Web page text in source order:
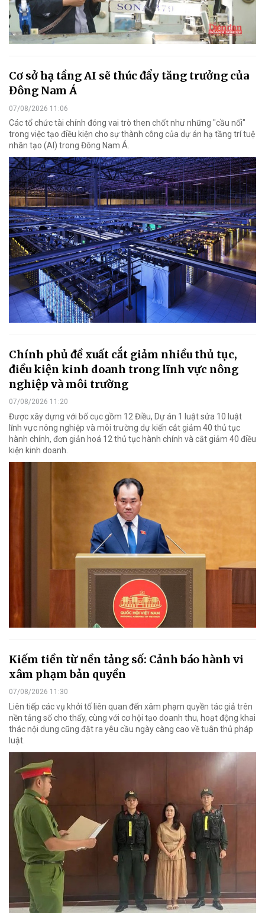
Cơ sở hạ tầng AI sẽ thúc đẩy tăng trưởng của
Đông Nam Á
07/08/2026 11:06
Các tổ chức tài chính đóng vai trò then chốt như những "cầu nối"
trong việc tạo điều kiện cho sự thành công của dự án hạ tầng trí tuệ
nhân tạo (AI) trong Đông Nam Á.
Chính phủ đề xuất cắt giảm nhiều thủ tục,
điều kiện kinh doanh trong lĩnh vực nông
nghiệp và môi trường
07/08/2026 11:20
Được xây dựng với bố cục gồm 12 Điều, Dự án 1 luật sửa 10 luật
lĩnh vực nông nghiệp và môi trường dự kiến cắt giảm 40 thủ tục
hành chính, đơn giản hoá 12 thủ tục hành chính và cắt giảm 40 điều
kiện kinh doanh.
Kiếm tiền từ nền tảng số: Cảnh báo hành vi
xâm phạm bản quyền
07/08/2026 11:30
Liên tiếp các vụ khởi tố liên quan đến xâm phạm quyền tác giả trên
nền tảng số cho thấy, cùng với cơ hội tạo doanh thu, hoạt động khai
thác nội dung cũng đặt ra yêu cầu ngày càng cao về tuân thủ pháp
luật.